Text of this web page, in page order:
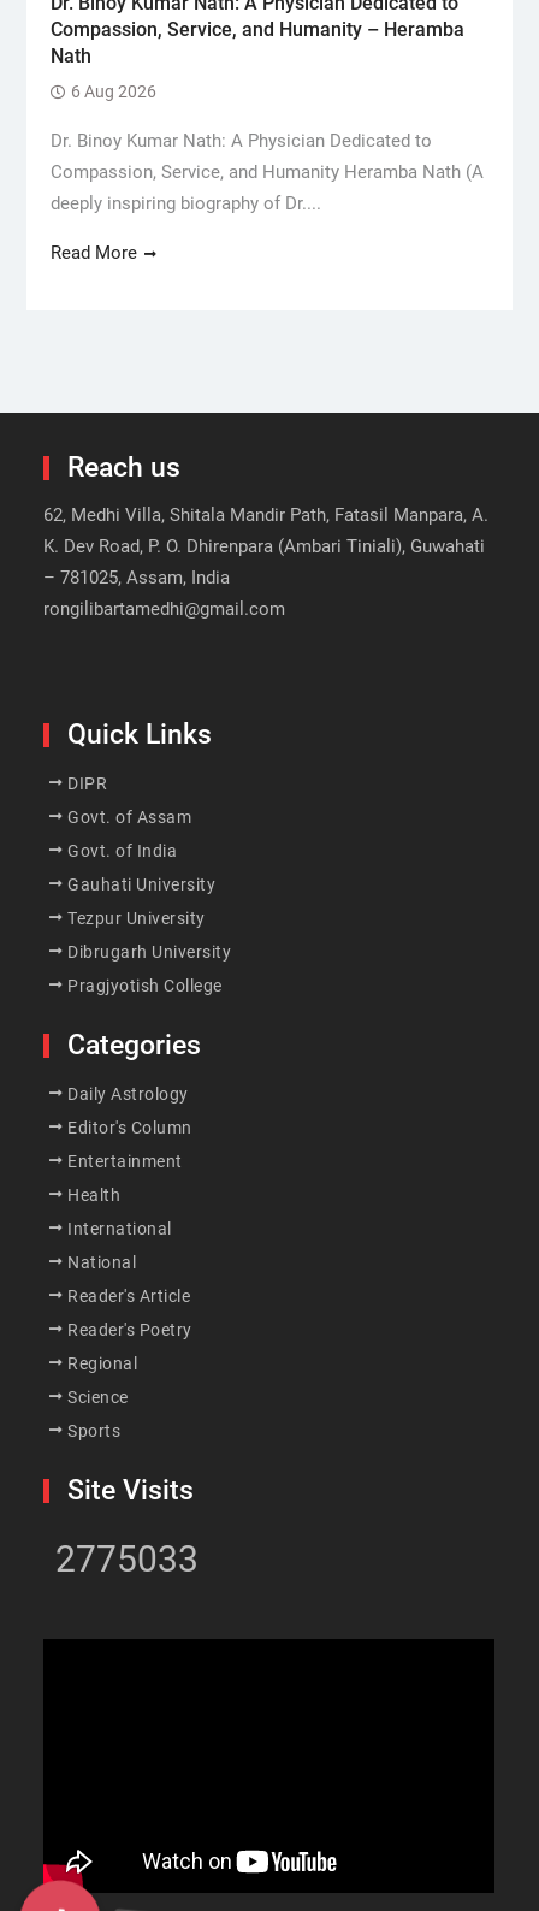
Compassion, Service, and Humanity – Heramba
Nath
6 Aug 2026
Dr. Binoy Kumar Nath: A Physician Dedicated to
Compassion, Service, and Humanity Heramba Nath (A
deeply inspiring biography of Dr....
Read More
Reach us
62, Medhi Villa, Shitala Mandir Path, Fatasil Manpara, A.
K. Dev Road, P. O. Dhirenpara (Ambari Tiniali), Guwahati
– 781025, Assam, India
rongilibartamedhi@gmail.com
Quick Links
DIPR
Govt. of Assam
Govt. of India
Gauhati University
Tezpur University
Dibrugarh University
Pragjyotish College
Categories
Daily Astrology
Editor's Column
Entertainment
Health
International
National
Reader's Article
Reader's Poetry
Regional
Science
Sports
Site Visits
2775033